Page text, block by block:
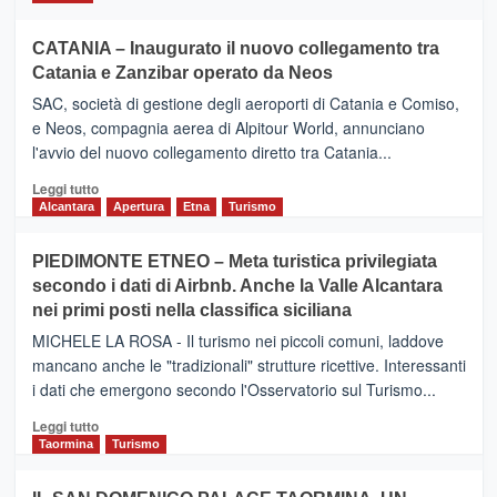
CATANIA – Inaugurato il nuovo collegamento tra
Catania e Zanzibar operato da Neos
SAC, società di gestione degli aeroporti di Catania e Comiso,
e Neos, compagnia aerea di Alpitour World, annunciano
l'avvio del nuovo collegamento diretto tra Catania...
Leggi tuttoLeggi
CATANIA
–
Inaugurato
il
nuovo
collegamento
tra
e
Zanzibar
Alcantara Apertura Etna Turismo
PIEDIMONTE ETNEO – Meta turistica privilegiata
secondo i dati di Airbnb. Anche la Valle Alcantara
nei primi posti nella classifica siciliana
MICHELE LA ROSA - Il turismo nei piccoli comuni, laddove
mancano anche le "tradizionali" strutture ricettive. Interessanti
i dati che emergono secondo l'Osservatorio sul Turismo...
Leggi tuttoLeggi
Taormina Turismo